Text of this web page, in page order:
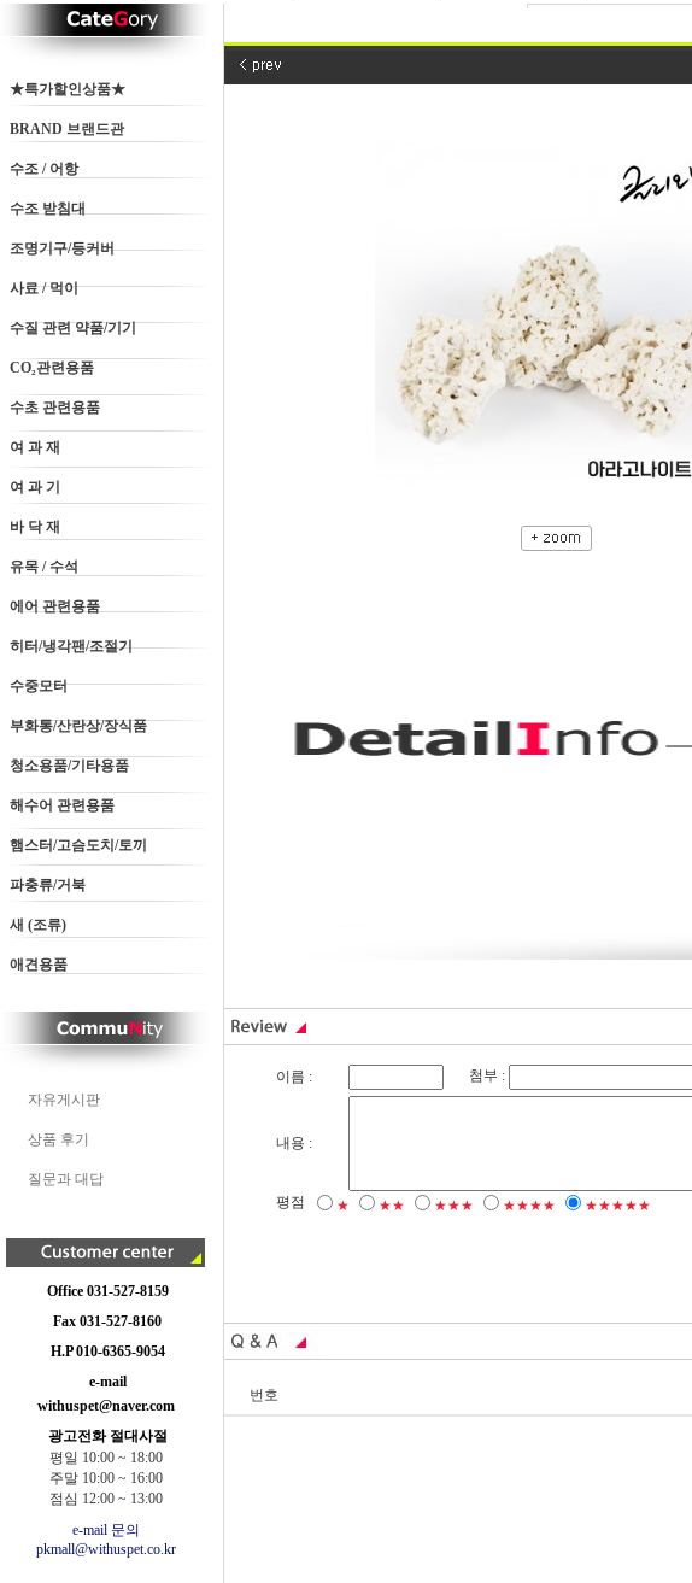
★특가할인상품★
BRAND 브랜드관
수조 / 어항
수조 받침대
조명기구/등커버
사료 / 먹이
수질 관련 약품/기기
CO₂관련용품
수초 관련용품
여 과 재
여 과 기
바 닥 재
유목 / 수석
에어 관련용품
히터/냉각팬/조절기
수중모터
부화통/산란상/장식품
청소용품/기타용품
해수어 관련용품
햄스터/고슴도치/토끼
파충류/거북
새 (조류)
애견용품
자유게시판
상품 후기
질문과 대답
Office 031-527-8159
Fax 031-527-8160
H.P 010-6365-9054
e-mail
withuspet@naver.com
광고전화 절대사절
평일 10:00 ~ 18:00
주말 10:00 ~ 16:00
점심 12:00 ~ 13:00
e-mail 문의
pkmall@withuspet.co.kr
이름 : 첨부 :
내용 :
평점 ★ ★★ ★★★ ★★★★ ★★★★★
번호